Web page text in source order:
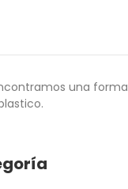
una forma